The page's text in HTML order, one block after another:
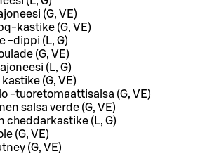
(G, VE)
kastike (G, VE)
-dippi (L, G)
(G, VE)
(L, G)
(G, VE)
-tuoretomaattisalsa (G, VE)
salsa verde (G, VE)
cheddarkastike (L, G)
(G, VE)
(G, VE)